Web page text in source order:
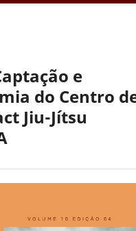
e
do Centro
Jiu-Jítsu